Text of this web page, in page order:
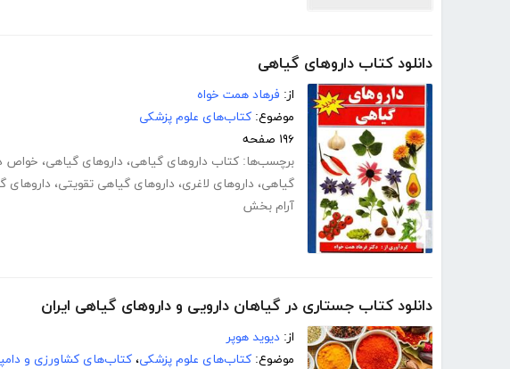
دانلود کتاب داروهای گیاهی
از: فرهاد همت خواه
موضوع: کتاب‌های علوم پزشکی
۱۹۶ صفحه
برچسب‌ها: کتاب داروهای گیاهی، داروهای گیاهی، خواص
گیاهی، داروهای لاغری، داروهای گیاهی تقویتی، داروهای
آرام بخش
دانلود کتاب جستاری در گیاهان دارویی و داروهای گیاهی ایران
از: دیوید هوپر
موضوع: کتاب‌های علوم پزشکی، کتاب‌های کشاورزی و